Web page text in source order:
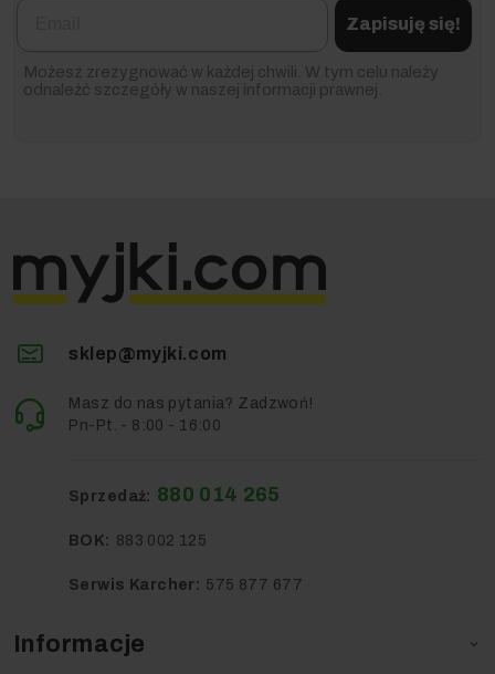
Zapisuję się!
Możesz zrezygnować w każdej chwili. W tym celu należy
odnaleźć szczegóły w naszej informacji prawnej.
Informacje 
sklep@myjki.com
Masz do nas pytania? Zadzwoń!
Pn-Pt. - 8:00 - 16:00
Sprzedaż: 880 014 265
BOK: 883 002 125
Serwis Karcher: 575 877 677